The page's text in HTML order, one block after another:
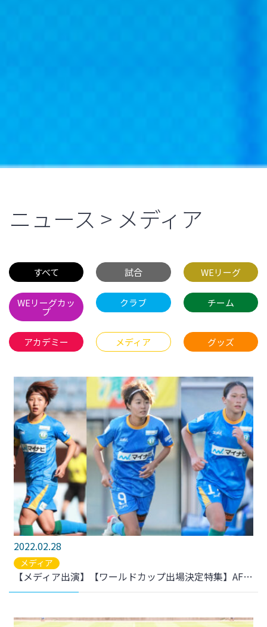
ニュース > メディア
すべて 試合 WEリーグ
WEリーグカッ
プ
クラブ チーム
アカデミー メディア グッズ
2022.02.28
メディア
【メディア出演】【ワールドカップ出場決定特集】AFC女子アジアカップから見えた なでしこジャパンの未来 ～月刊JFATV 2022年2月号～ が公開されました。